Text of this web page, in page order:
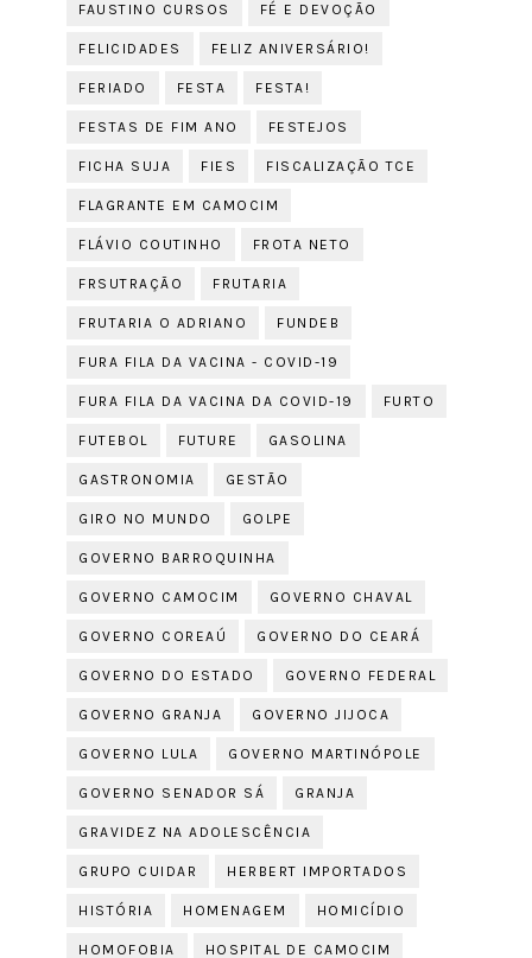
FAUSTINO CURSOS FÉ E DEVOÇÃO
FELICIDADES FELIZ ANIVERSÁRIO!
FERIADO FESTA FESTA!
FESTAS DE FIM ANO FESTEJOS
FICHA SUJA FIES FISCALIZAÇÃO TCE
FLAGRANTE EM CAMOCIM
FLÁVIO COUTINHO FROTA NETO
FRSUTRAÇÃO FRUTARIA
FRUTARIA O ADRIANO FUNDEB
FURA FILA DA VACINA - COVID-19
FURA FILA DA VACINA DA COVID-19 FURTO
FUTEBOL FUTURE GASOLINA
GASTRONOMIA GESTÃO
GIRO NO MUNDO GOLPE
GOVERNO BARROQUINHA
GOVERNO CAMOCIM GOVERNO CHAVAL
GOVERNO COREAÚ GOVERNO DO CEARÁ
GOVERNO DO ESTADO GOVERNO FEDERAL
GOVERNO GRANJA GOVERNO JIJOCA
GOVERNO LULA GOVERNO MARTINÓPOLE
GOVERNO SENADOR SÁ GRANJA
GRAVIDEZ NA ADOLESCÊNCIA
GRUPO CUIDAR HERBERT IMPORTADOS
HISTÓRIA HOMENAGEM HOMICÍDIO
HOMOFOBIA HOSPITAL DE CAMOCIM